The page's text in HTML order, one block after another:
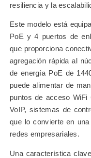
resiliencia y la
Este modelo está
PoE y 4 puertos de
que proporciona
agregación rápida al
de energía PoE de
puede alimentar de
puntos de acceso
VoIP, sistemas de
que lo convierte en
redes empresariales.
Una característica